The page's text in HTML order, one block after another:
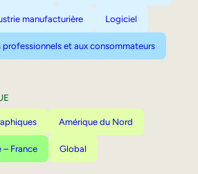
manufacturière Logiciel
professionnels et aux consommateurs
Amérique du Nord
– France Global